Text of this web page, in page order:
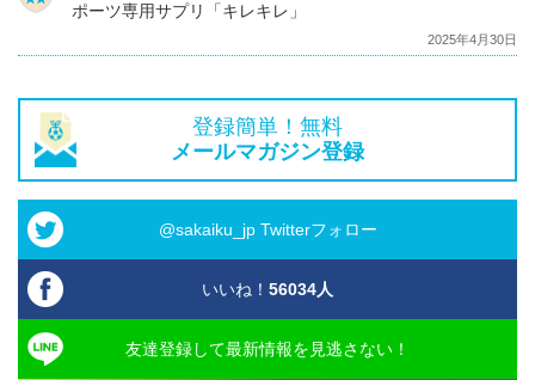
ポーツ専用サプリ「キレキレ」
2025年4月30日
登録簡単！無料
メールマガジン登録
@sakaiku_jp Twitterフォロー
いいね！ 56034人
友達登録して最新情報を見逃さない！